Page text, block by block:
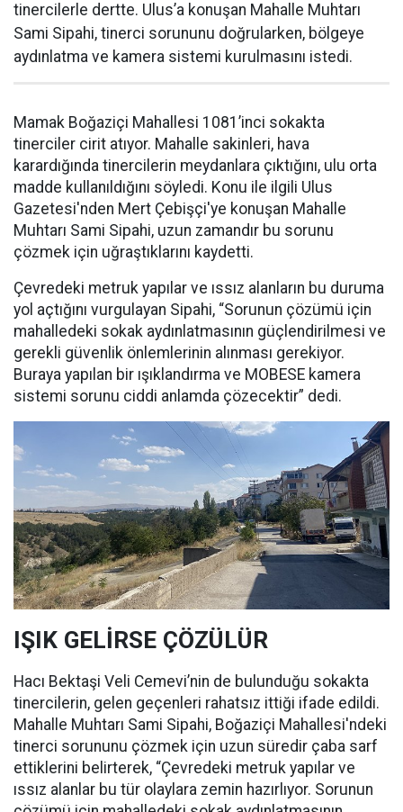
tinercilerle dertte. Ulus’a konuşan Mahalle Muhtarı
Sami Sipahi, tinerci sorununu doğrularken, bölgeye
aydınlatma ve kamera sistemi kurulmasını istedi.
Mamak Boğaziçi Mahallesi 1081’inci sokakta
tinerciler cirit atıyor. Mahalle sakinleri, hava
karardığında tinercilerin meydanlara çıktığını, ulu orta
madde kullanıldığını söyledi. Konu ile ilgili Ulus
Gazetesi'nden Mert Çebişçi'ye konuşan Mahalle
Muhtarı Sami Sipahi, uzun zamandır bu sorunu
çözmek için uğraştıklarını kaydetti.
Çevredeki metruk yapılar ve ıssız alanların bu duruma
yol açtığını vurgulayan Sipahi, “Sorunun çözümü için
mahalledeki sokak aydınlatmasının güçlendirilmesi ve
gerekli güvenlik önlemlerinin alınması gerekiyor.
Buraya yapılan bir ışıklandırma ve MOBESE kamera
sistemi sorunu ciddi anlamda çözecektir” dedi.
IŞIK GELİRSE ÇÖZÜLÜR
Hacı Bektaşi Veli Cemevi’nin de bulunduğu sokakta
tinercilerin, gelen geçenleri rahatsız ittiği ifade edildi.
Mahalle Muhtarı Sami Sipahi, Boğaziçi Mahallesi'ndeki
tinerci sorununu çözmek için uzun süredir çaba sarf
ettiklerini belirterek, “Çevredeki metruk yapılar ve
ıssız alanlar bu tür olaylara zemin hazırlıyor. Sorunun